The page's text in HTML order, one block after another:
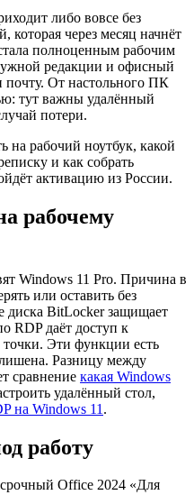
либо вовсе без
которая через месяц начнёт
полноценным рабочим
редакции и офисный
От настольного ПК
тут важны удалённый
потери.
на рабочий ноутбук, какой
и как собрать
активацию из России.
рабочему
Windows 11 Pro. Причина в
или оставить без
диска BitLocker защищает
RDP даёт доступ к
Эти функции есть
Разницу между
сравнение какая Windows
удалённый стол,
на Windows 11 .
работу
Office 2024 «Для